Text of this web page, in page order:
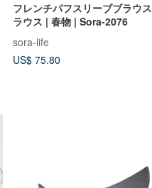
フレンチパフスリーブブラウ
ラウス | 春物 | Sora-2076
sora-life
US$ 75.80